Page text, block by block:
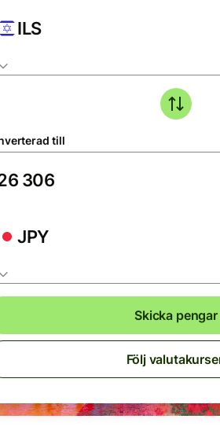
ILS
till
JPY
Skicka pengar
Följ